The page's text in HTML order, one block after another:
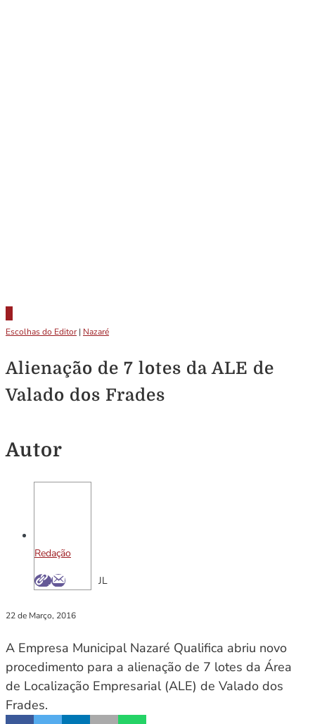
Escolhas do Editor| Nazaré
Alienação de 7 lotes da ALE de
Valado dos Frades
Autor
Redação
JL
22 de Março, 2016
A Empresa Municipal Nazaré Qualifica abriu novo
procedimento para a alienação de 7 lotes da Área
de Localização Empresarial (ALE) de Valado dos
Frades.